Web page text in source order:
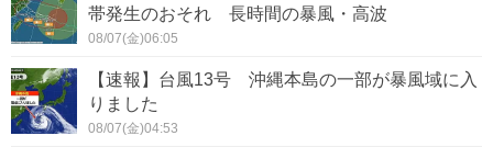
帯発生のおそれ 長時間の暴風・高波
08/07(金)06:05
【速報】台風13号 沖縄本島の一部が暴風域に入
りました
08/07(金)04:53